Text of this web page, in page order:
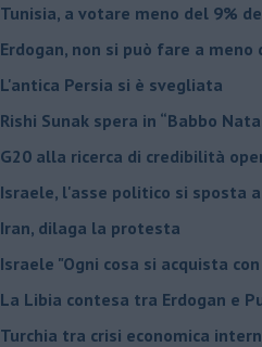
Tunisia, a votare meno del 9%
Erdogan, non si può fare a meno
L'antica Persia si è svegliata
Rishi Sunak spera in “Babbo
G20 alla ricerca di credibilità
Israele, l'asse politico si sposta
Iran, dilaga la protesta
Israele "Ogni cosa si acquista
La Libia contesa tra Erdogan e
Turchia tra crisi economica